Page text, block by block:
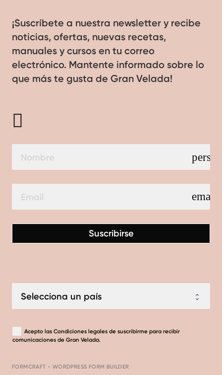
¡Suscríbete a nuestra newsletter y recibe
noticias, ofertas, nuevas recetas,
manuales y cursos en tu correo
electrónico. Mantente informado sobre lo
que más te gusta de Gran Velada!
email
Suscribirse
Acepto las Condiciones legalesde suscribirme para recibir
comunicaciones de Gran Velada.
FORMCRAFT - WORDPRESS FORM BUILDER